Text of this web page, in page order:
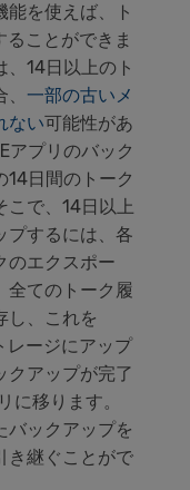
能を使えば、ト
ことができま
14日以上のト
一部の古いメ
ない可能性があ
アプリのバック
14日間のトーク
こで、14日以上
プするには、各
のエクスポー
全てのトーク履
し、これを
レージにアップ
クアップが完了
に移ります。
ックアップを
き継ぐことがで